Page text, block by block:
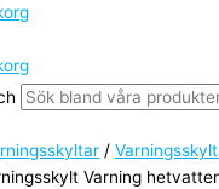
/
Varning